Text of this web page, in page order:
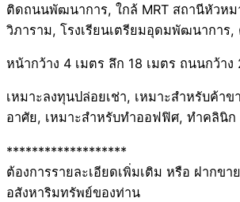
ติดถนนพัฒนาการ, ใกล้ MRT สถานีหัวหม
วิภาราม, โรงเรียนเตรียมอุดมพัฒนาการ
หน้ากว้าง 4 เมตร ลึก 18 เมตร ถนนกว้าง
เหมาะลงทุนปล่อยเช่า, เหมาะสำหรับค้าข
อาศัย, เหมาะสำหรับทำออฟฟิศ, ทำคลินิก
*******************
ต้องการรายละเอียดเพิ่มเติม หรือ ฝากขา
อสังหาริมทรัพย์ของท่าน